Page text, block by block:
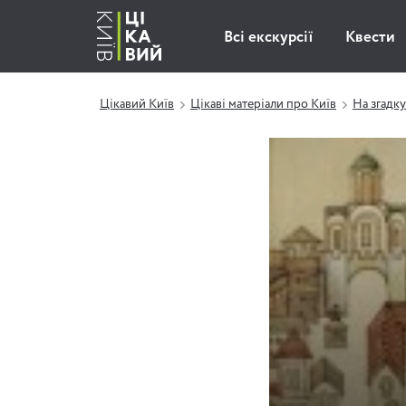
Всі екскурсії Квести
Цікавий Київ Цікаві матеріали про Київ На